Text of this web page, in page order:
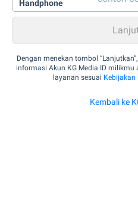
Handphone
Dengan menekan tombol
informasi Akun KG Media ID
layanan sesuai Kebijakan
Kembali ke